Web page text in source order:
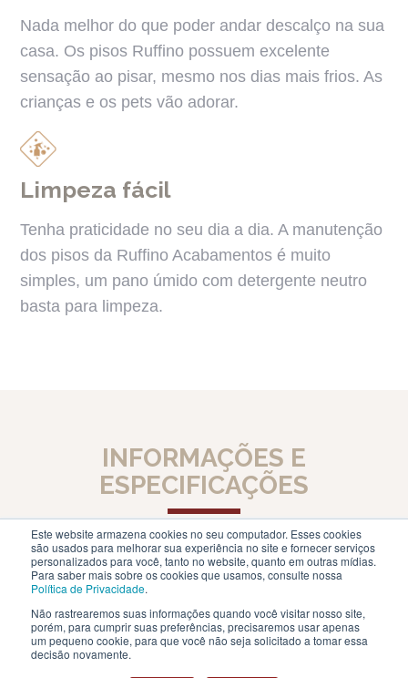
Este website armazena cookies no seu computador. Esses cookies
são usados ​​para melhorar sua experiência no site e fornecer serviços
personalizados para você, tanto no website, quanto em outras mídias.
Para saber mais sobre os cookies que usamos, consulte nossa
Política de Privacidade.
Não rastrearemos suas informações quando você visitar nosso site,
porém, para cumprir suas preferências, precisaremos usar apenas
um pequeno cookie, para que você não seja solicitado a tomar essa
decisão novamente.
Nada melhor do que poder andar descalço na sua
casa. Os pisos Ruffino possuem excelente
sensação ao pisar, mesmo nos dias mais frios. As
crianças e os pets vão adorar.
Limpeza fácil
Tenha praticidade no seu dia a dia. A manutenção
dos pisos da Ruffino Acabamentos é muito
simples, um pano úmido com detergente neutro
basta para limpeza.
INFORMAÇÕES E
ESPECIFICAÇÕES
Sofisticato Colado
Instalação: Colada
Tamanho da régua: 17,78 cm x 121,92 cm